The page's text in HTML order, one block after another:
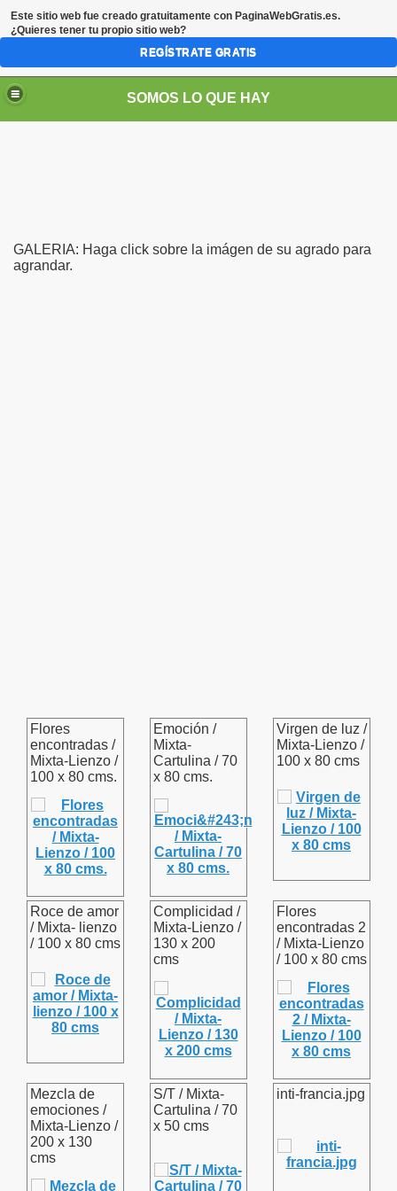
SOMOS LO QUE HAY
GALERIA: Haga click sobre la imágen de su agrado para
agrandar.
Flores
encontradas /
Mixta-Lienzo /
100 x 80 cms.
Emoción /
Mixta-
Cartulina / 70
x 80 cms.
Virgen de luz /
Mixta-Lienzo /
100 x 80 cms
Roce de amor
/ Mixta- lienzo
/ 100 x 80 cms
Complicidad /
Mixta-Lienzo /
130 x 200
cms
Flores
encontradas 2
/ Mixta-Lienzo
/ 100 x 80 cms
Mezcla de
emociones /
Mixta-Lienzo /
200 x 130
cms
S/T / Mixta-
Cartulina / 70
x 50 cms
inti-francia.jpg
Este sitio web fue creado gratuitamente con PaginaWebGratis.es.
¿Quieres tener tu propio sitio web?
REGÍSTRATE GRATIS